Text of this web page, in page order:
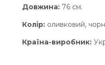
Довжина: 76 см.
Колір: оливковий,
Країна-виробник: